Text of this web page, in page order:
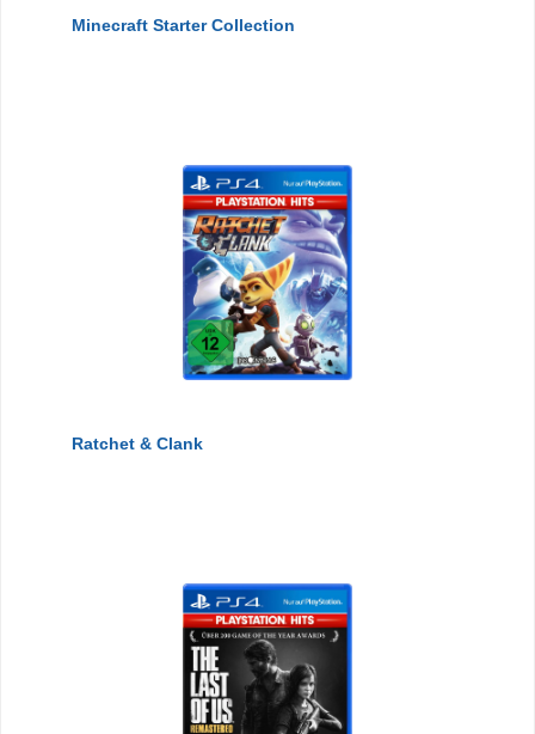
Minecraft Starter Collection
Ratchet & Clank